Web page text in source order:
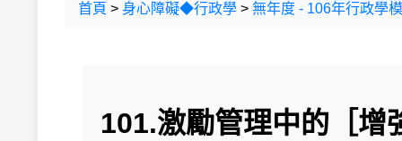
首頁 > 身心障礙◆行政學 > 無年度 - 106年行政學
101.激勵管理中的［